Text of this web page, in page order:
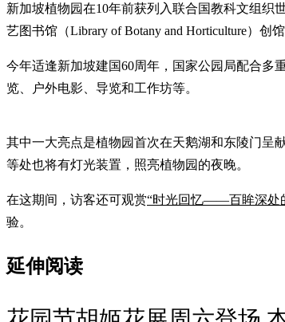
新加坡植物园在10年前获列入联合国教科文组织
艺图书馆（Library of Botany and Horticulture）创
今年适逢新加坡建国60周年，国家公园局配合多
览、户外电影、导览和工作坊等。
其中一大亮点是植物园首次在天鹅湖和东陵门呈
等处也将有灯光装置，照亮植物园的夜晚。
在这期间，访客还可观赏“时光回忆——百眸深处
验。
延伸阅读